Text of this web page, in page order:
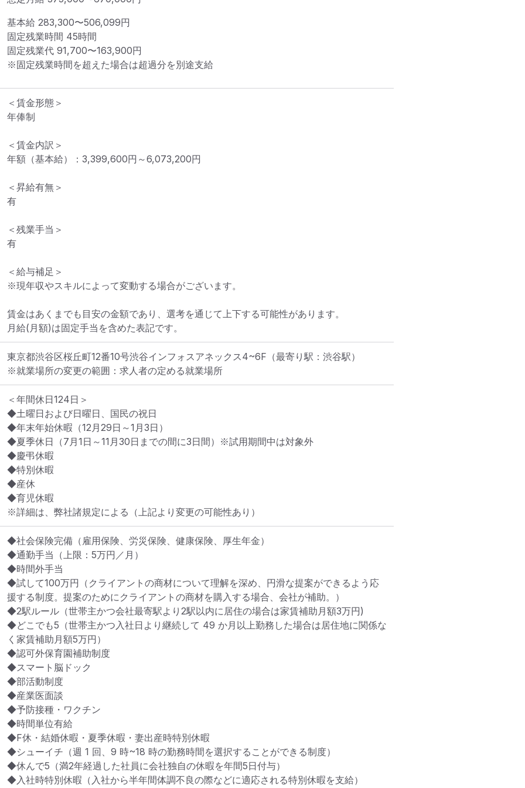
基本給 283,300〜506,099円
固定残業時間 45時間
固定残業代 91,700〜163,900円
※固定残業時間を超えた場合は超過分を別途支給
＜賃金形態＞
年俸制
＜賃金内訳＞
年額（基本給）：3,399,600円～6,073,200円
＜昇給有無＞
有
＜残業手当＞
有
＜給与補足＞
※現年収やスキルによって変動する場合がございます。
賃金はあくまでも目安の金額であり、選考を通じて上下する可能性があります。
月給(月額)は固定手当を含めた表記です。
東京都渋谷区桜丘町12番10号渋谷インフォスアネックス4~6F （最寄り駅：渋谷駅）
※就業場所の変更の範囲：求人者の定める就業場所
＜年間休日124日＞
◆土曜日および日曜日、国民の祝日
◆年末年始休暇（12月29日～1月3日）
◆夏季休日（7月1日～11月30日までの間に3日間）※試用期間中は対象外
◆慶弔休暇
◆特別休暇
◆産休
◆育児休暇
※詳細は、弊社諸規定による（上記より変更の可能性あり）
◆社会保険完備（雇用保険、労災保険、健康保険、厚生年金）
◆通勤手当（上限：5万円／月）
◆時間外手当
◆試して100万円（クライアントの商材について理解を深め、円滑な提案ができるよう応
援する制度。提案のためにクライアントの商材を購入する場合、会社が補助。）
◆2駅ルール（世帯主かつ会社最寄駅より2駅以内に居住の場合は家賃補助月額3万円)
◆どこでも5（世帯主かつ入社日より継続して 49 か月以上勤務した場合は居住地に関係な
く家賃補助月額5万円）
◆認可外保育園補助制度
◆スマート脳ドック
◆部活動制度
◆産業医面談
◆予防接種・ワクチン
◆時間単位有給
◆F休・結婚休暇・夏季休暇・妻出産時特別休暇
◆シューイチ（週 1 回、9 時~18 時の勤務時間を選択することができる制度）
◆休んで5（満2年経過した社員に会社独自の休暇を年間5日付与）
◆入社時特別休暇（入社から半年間体調不良の際などに適応される特別休暇を支給）